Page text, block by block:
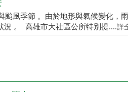
颱風季節 。由於地形與氣候變化，
況 。 高雄市大社區公所特別提....詳